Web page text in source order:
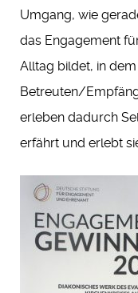
Umgang, wie
das Engagement
Alltag bildet, in
Betreuten/
erleben dadurch
erfährt und erlebt